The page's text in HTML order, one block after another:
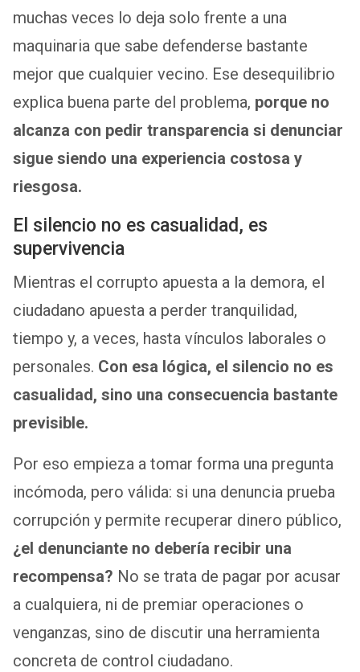
muchas veces lo deja solo frente a una
maquinaria que sabe defenderse bastante
mejor que cualquier vecino. Ese desequilibrio
explica buena parte del problema, porque no
alcanza con pedir transparencia si denunciar
sigue siendo una experiencia costosa y
riesgosa.
El silencio no es casualidad, es
supervivencia
Mientras el corrupto apuesta a la demora, el
ciudadano apuesta a perder tranquilidad,
tiempo y, a veces, hasta vínculos laborales o
personales. Con esa lógica, el silencio no es
casualidad, sino una consecuencia bastante
previsible.
Por eso empieza a tomar forma una pregunta
incómoda, pero válida: si una denuncia prueba
corrupción y permite recuperar dinero público,
¿el denunciante no debería recibir una
recompensa? No se trata de pagar por acusar
a cualquiera, ni de premiar operaciones o
venganzas, sino de discutir una herramienta
concreta de control ciudadano.